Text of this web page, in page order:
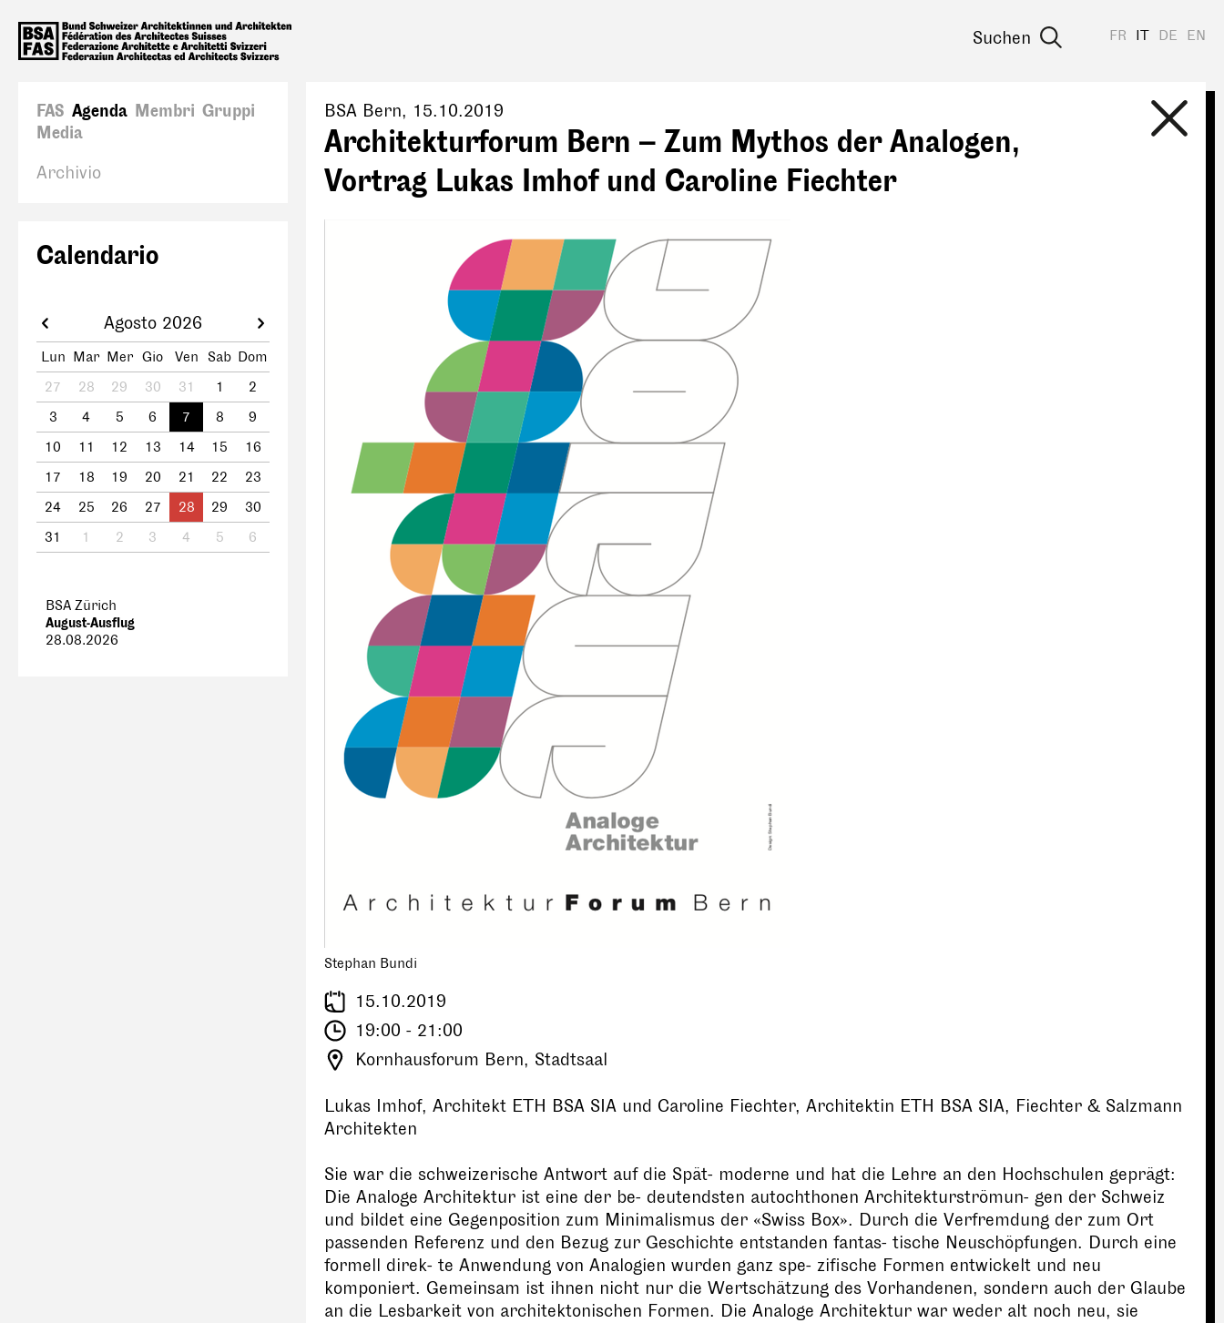
Suchen FR IT DE EN
FAS Agenda Membri Gruppi
Media
Archivio
BSA Bern, 15.10.2019
Architekturforum Bern – Zum Mythos der Analogen,
Vortrag Lukas Imhof und Caroline Fiechter
Stephan Bundi
15.10.2019
19:00 - 21:00
Kornhausforum Bern, Stadtsaal
Lukas Imhof, Architekt ETH BSA SIA und Caroline Fiechter, Architektin ETH BSA SIA, Fiechter & Salzmann
Architekten
Sie war die schweizerische Antwort auf die Spät- moderne und hat die Lehre an den Hochschulen geprägt:
Die Analoge Architektur ist eine der be- deutendsten autochthonen Architekturströmun- gen der Schweiz
und bildet eine Gegenposition zum Minimalismus der «Swiss Box». Durch die Verfremdung der zum Ort
passenden Referenz und den Bezug zur Geschichte entstanden fantas- tische Neuschöpfungen. Durch eine
formell direk- te Anwendung von Analogien wurden ganz spe- zifische Formen entwickelt und neu
komponiert. Gemeinsam ist ihnen nicht nur die Wertschätzung des Vorhandenen, sondern auch der Glaube
an die Lesbarkeit von architektonischen Formen. Die Analoge Architektur war weder alt noch neu, sie
Calendario
Agosto 2026
Lun Mar Mer Gio Ven Sab Dom
27
28 29 30 31 1
2
3
4 5 6 7 8
9
10
11 12 13 14 15
16
17
18 19 20 21 22
23
24
25 26 27 28 29
30
31
1 2 3 4 5 6
BSA Zürich
August-Ausflug
28.08.2026